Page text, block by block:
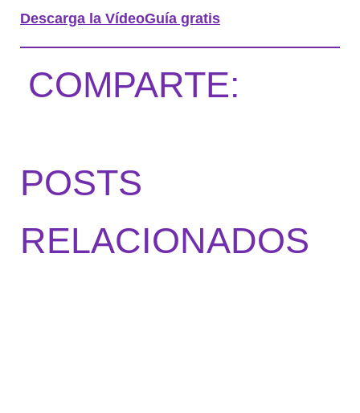
Descarga la VídeoGuía gratis
COMPARTE:
POSTS
RELACIONADOS